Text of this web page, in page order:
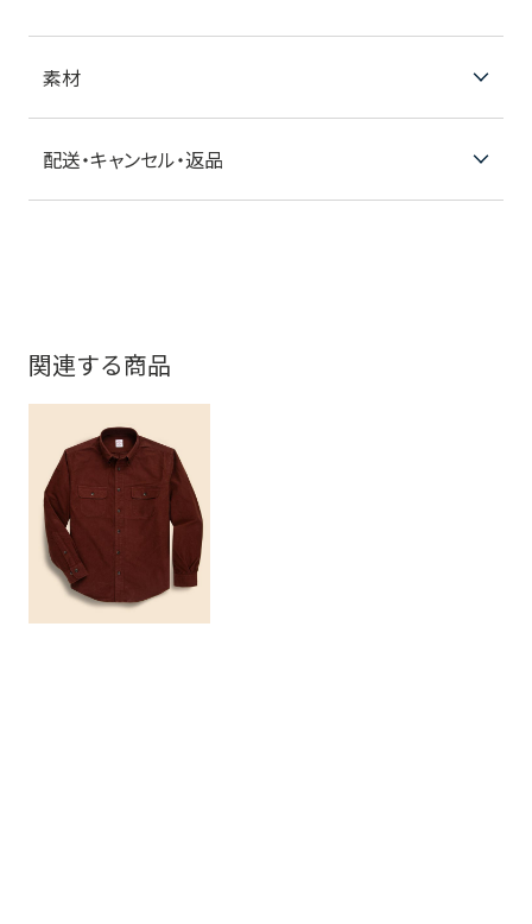
素材
配送・キャンセル・返品
関連する商品